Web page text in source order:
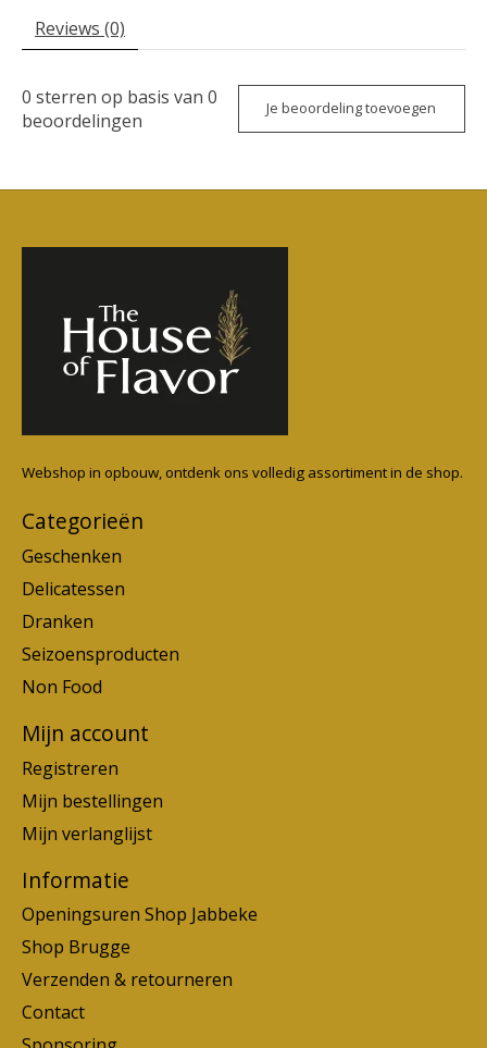
Reviews (0)
0 sterren op basis van 0
beoordelingen
Je beoordeling toevoegen
Webshop in opbouw, ontdenk ons volledig assortiment in de shop.
Categorieën
Geschenken
Delicatessen
Dranken
Seizoensproducten
Non Food
Mijn account
Registreren
Mijn bestellingen
Mijn verlanglijst
Informatie
Openingsuren Shop Jabbeke
Shop Brugge
Verzenden & retourneren
Contact